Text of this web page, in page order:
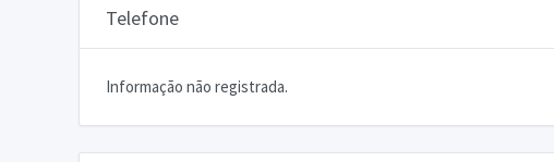
Telefone
Informação não registrada.